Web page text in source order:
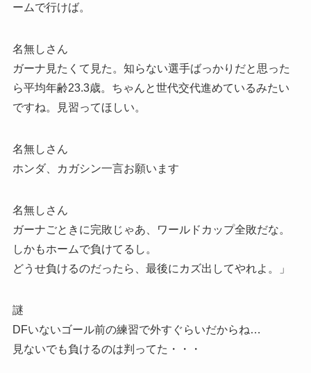
ームで行けば。
名無しさん
ガーナ見たくて見た。知らない選手ばっかりだと思った
ら平均年齢23.3歳。ちゃんと世代交代進めているみたい
ですね。見習ってほしい。
名無しさん
ホンダ、カガシン一言お願います
名無しさん
ガーナごときに完敗じゃあ、ワールドカップ全敗だな。
しかもホームで負けてるし。
どうせ負けるのだったら、最後にカズ出してやれよ。」
謎
DFいないゴール前の練習で外すぐらいだからね…
見ないでも負けるのは判ってた・・・